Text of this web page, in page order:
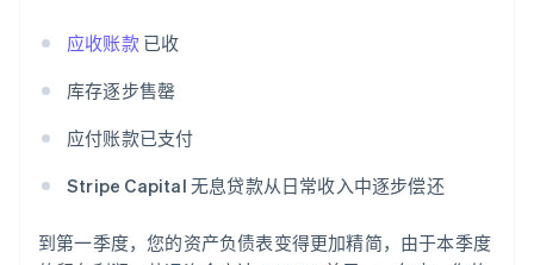
应收账款已收
库存逐步售罄
应付账款已支付
Stripe Capital 无息贷款从日常收入中逐步偿还
到第一季度，您的资产负债表变得更加精简，由于本季度
阿联酋
English
English